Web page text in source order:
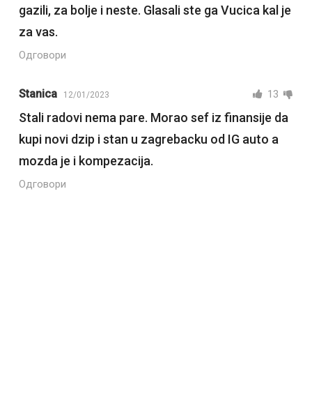
gazili, za bolje i neste. Glasali ste ga Vucica kal je
za vas.
Одговори
Stanica 12/01/2023 13
Stali radovi nema pare. Morao sef iz finansije da
kupi novi dzip i stan u zagrebacku od IG auto a
mozda je i kompezacija.
Одговори